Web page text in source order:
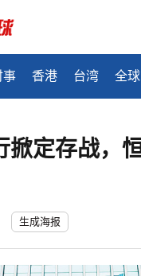
事 香港 台湾 全球
掀定存战，
生成海报